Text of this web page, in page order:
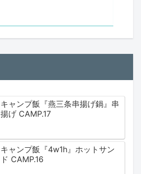
キャンプ飯『燕三条串揚げ鍋』串
揚げ CAMP.17
キャンプ飯『4w1h』ホットサン
ド CAMP.16